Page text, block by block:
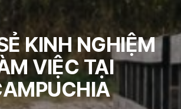
KINH NGHIỆM
VIỆC TẠI